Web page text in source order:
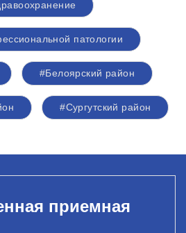
патологии
#Белоярский район
#Сургутский район
приемная